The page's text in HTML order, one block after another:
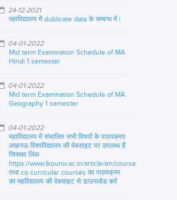
24-12-2021
महाविद्यालय में dublicate data के सम्बन्ध में |
04-01-2022
Mid term Examination Schedule of MA
Hindi 1 semester
04-01-2022
Mid term Examination Schedule of MA
Geography 1 semester
04-01-2022
महाविद्यालय में संचालित सभी विषयों के पाठयक्रय
लखनऊ विश्वविद्यालय की वेबसाइट पर उपलब्ध हैं
जिसका लिंक
https://www.lkouniv.ac.in/article/en/course
तथा co curricular courses का पाठयक्रम
का महविद्यालय की वेबसाइट से डाउनलोड करें